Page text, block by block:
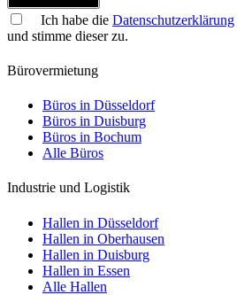
Ich habe die Datenschutzerklärung
und stimme dieser zu.
Bürovermietung
Büros in Düsseldorf
Büros in Duisburg
Büros in Bochum
Alle Büros
Industrie und Logistik
Hallen in Düsseldorf
Hallen in Oberhausen
Hallen in Duisburg
Hallen in Essen
Alle Hallen